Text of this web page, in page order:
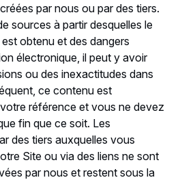
par nous ou par des tiers.
sources à partir desquelles le
obtenu et des dangers
électronique, il peut y avoir
ou des inexactitudes dans
ce contenu est
référence et vous ne devez
fin que ce soit. Les
des tiers auxquelles vous
Site ou via des liens ne sont
par nous et restent sous la